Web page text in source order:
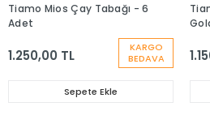
KARGO
BEDAVA
Tiamo Mios Çay Tabağı - 6
Adet
1.250,00 TL
Sepete Ekle